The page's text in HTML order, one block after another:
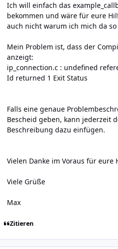
Ich will einfach das
bekommen und wäre für eure
auch nicht warum ich mich da
Mein Problem ist, dass der
anzeigt:
ip_connection.c : undefined
Id returned 1 Exit Status
Falls eine genaue
Bescheid geben, kann jederzeit
Beschreibung dazu einfügen.
Vielen Danke im Voraus für eure
Viele Grüße
Max
Zitieren